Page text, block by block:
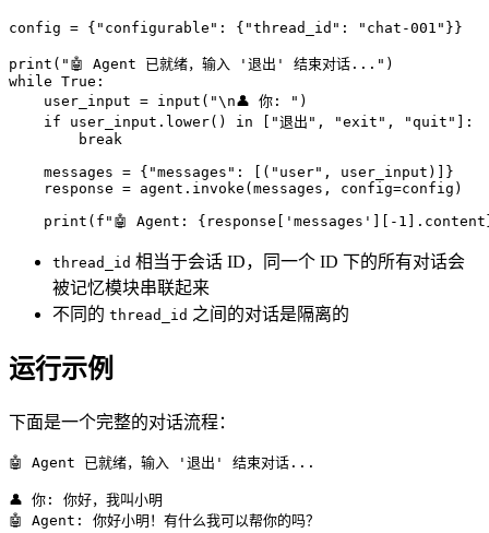
config = { "configurable" : { "thread_id" : "chat-001" }}
print ( "🤖 Agent 已就绪，输入 '退出' 结束对话..."
while True :
    user_input =
input ( "\n👤 你: " )
if user_input.lower() in "退出" , "exit" , "quit"
]:
break
    messages = {
"messages" : [( "user" , user_input)]}
    response = agent.invoke(messages, config=config)
print ( f"🤖 Agent: {response[ 'messages' ][- 1
thread_id 相当于会话 ID，同一个 ID 下的所有对话会
被记忆模块串联起来
不同的 thread_id 之间的对话是隔离的
运行示例
下面是一个完整的对话流程：
🤖 Agent 已就绪，输入 '退出' 结束对话...
👤 你 :
你好，我叫小明
🤖 Agent : 你好小明！有什么我可以帮你的吗？